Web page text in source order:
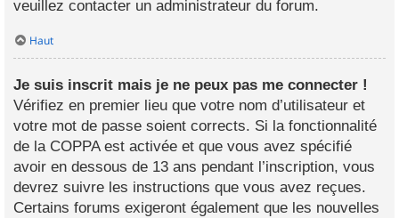
veuillez contacter un administrateur du forum.
Haut
Je suis inscrit mais je ne peux pas me connecter !
Vérifiez en premier lieu que votre nom d’utilisateur et
votre mot de passe soient corrects. Si la fonctionnalité
de la COPPA est activée et que vous avez spécifié
avoir en dessous de 13 ans pendant l’inscription, vous
devrez suivre les instructions que vous avez reçues.
Certains forums exigeront également que les nouvelles